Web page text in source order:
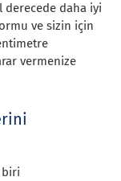
derecede daha iyi
ve sizin için
vermenize
biri